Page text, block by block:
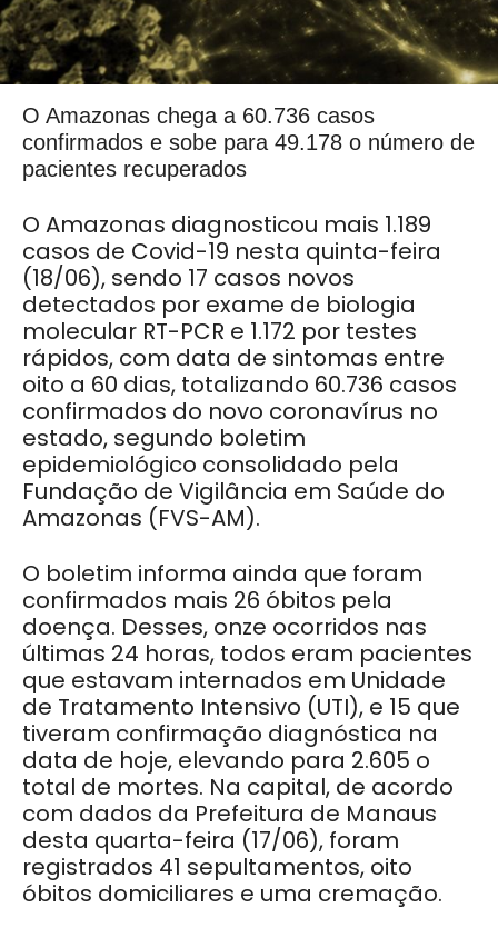
O Amazonas chega a 60.736 casos
confirmados e sobe para 49.178 o número de
pacientes recuperados
O Amazonas diagnosticou mais 1.189
casos de Covid-19 nesta quinta-feira
(18/06), sendo 17 casos novos
detectados por exame de biologia
molecular RT-PCR e 1.172 por testes
rápidos, com data de sintomas entre
oito a 60 dias, totalizando 60.736 casos
confirmados do novo coronavírus no
estado, segundo boletim
epidemiológico consolidado pela
Fundação de Vigilância em Saúde do
Amazonas (FVS-AM).
O boletim informa ainda que foram
confirmados mais 26 óbitos pela
doença. Desses, onze ocorridos nas
últimas 24 horas, todos eram pacientes
que estavam internados em Unidade
de Tratamento Intensivo (UTI), e 15 que
tiveram confirmação diagnóstica na
data de hoje, elevando para 2.605 o
total de mortes. Na capital, de acordo
com dados da Prefeitura de Manaus
desta quarta-feira (17/06), foram
registrados 41 sepultamentos, oito
óbitos domiciliares e uma cremação.